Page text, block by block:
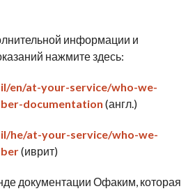
информации и
нажмите здесь:
en/at-your-service/who-we-
documentation (англ.)
he/at-your-service/who-we-
(иврит)
документации Офаким, которая